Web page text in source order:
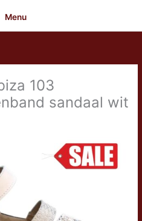
Menu
103
sandaal wit